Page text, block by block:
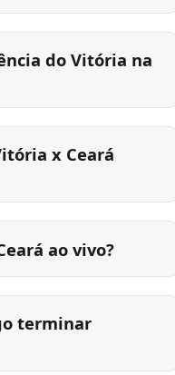
do Vitória na
x Ceará
ao vivo?
terminar